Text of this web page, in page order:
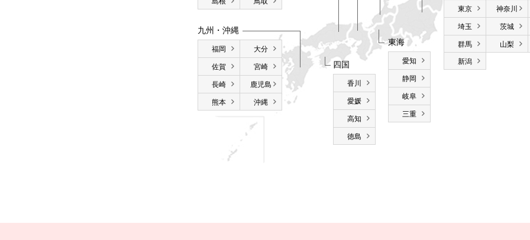
東京 神奈川
埼玉 茨城
群馬 山梨
新潟
東海
愛知
静岡
岐阜
三重
四国
香川
愛媛
高知
徳島
九州・沖縄
福岡 大分
佐賀 宮崎
長崎 鹿児島
熊本 沖縄